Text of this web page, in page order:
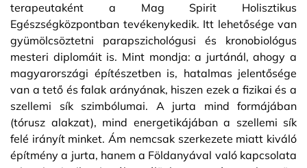
terapeutaként a Mag Spirit Holisztikus
Egészségközpontban tevékenykedik. Itt lehetősége van
gyümölcsöztetni parapszichológusi és kronobiológus
mesteri diplomáit is. Mint mondja: a jurtánál, ahogy a
magyarországi építészetben is, hatalmas jelentősége
van a tető és falak arányának, hiszen ezek a fizikai és a
szellemi sík szimbólumai. A jurta mind formájában
(tórusz alakzat), mind energetikájában a szellemi sík
felé irányít minket. Ám nemcsak szerkezete miatt kiváló
építmény a jurta, hanem a Földanyával való kapcsolata